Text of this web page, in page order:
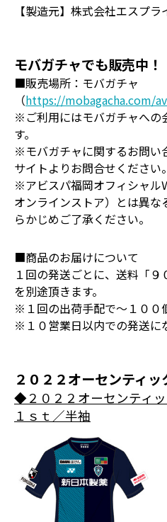
【製造元】株式会社エスプラ
モバガチャでも販売中！
■販売場所：モバガチャ
（https://mobagacha.com/
※ご利用にはモバガチャへの
す。
※モバガチャに関するお問い
サイトよりお問合せください。
※アビスパ福岡オフィシャル
オンラインストア）とは異な
らかじめご了承ください。
■商品のお届けについて
１回の発送ごとに、送料「９
を別途頂きます。
※１回の出荷手配で～１００
※１０営業日以内での発送に
２０２２オーセンティ
◆２０２２オーセンティ
１ｓｔ／半袖